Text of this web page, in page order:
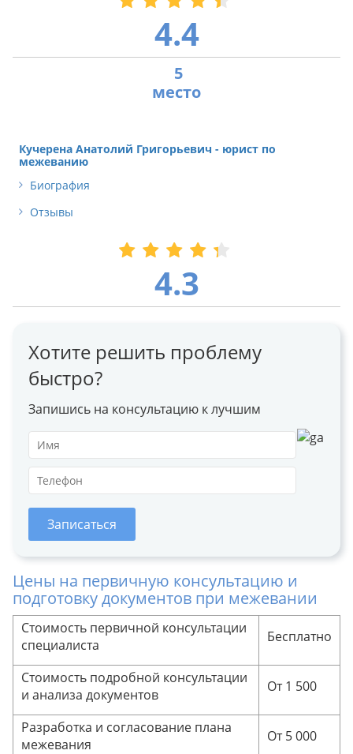
4.4
5
Кучерена Анатолий Григорьевич - юрист по
межеванию
Биография
Отзывы
4.3
Хотите решить проблему
быстро?
Запишись на консультацию к лучшим
Записаться
Цены на первичную консультацию и
подготовку документов при межевании
Стоимость первичной консультации
специалиста
Бесплатно
Стоимость подробной консультации
и анализа документов
От 1 500
Разработка и согласование плана
межевания
От 5 000